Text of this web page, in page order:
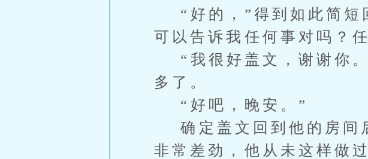
“好的，”得到如此简短
可以告诉我任何事对吗？
“我很好盖文，谢谢你。
多了。
“好吧，晚安。”
确定盖文回到他的房间
非常差劲，他从未这样做过